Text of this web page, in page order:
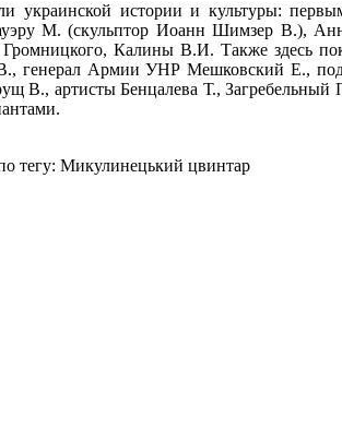
украинской истории и культуры:
М. (скульптор Иоанн Шимзер В.),
Калины В.И. Также здесь
генерал Армии УНР Мешковский Е.,
артисты Бенцалева Т., Загребельный
тегу: Микулинецький цвинтар